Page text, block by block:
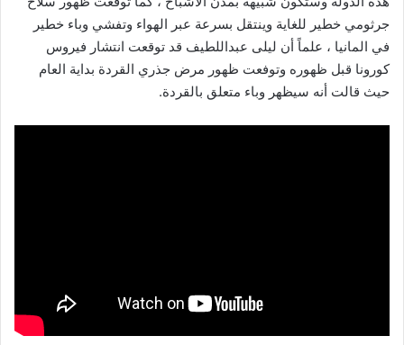
جرثومي خطير للغاية وينتقل بسرعة عبر الهواء وتفشي وباء خطير
في المانيا ، علماً أن ليلى عبداللطيف قد توقعت انتشار فيروس
كورونا قبل ظهوره وتوفعت ظهور مرض جذري القردة بداية العام
حيث قالت أنه سيظهر وباء متعلق بالقردة.